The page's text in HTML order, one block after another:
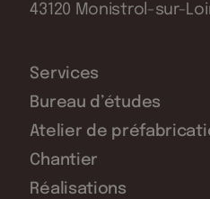
43120 Monistrol-sur-
Services
Bureau d’études
Atelier de
Chantier
Réalisations